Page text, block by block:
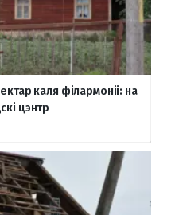
каля філармоніі: на
цэнтр